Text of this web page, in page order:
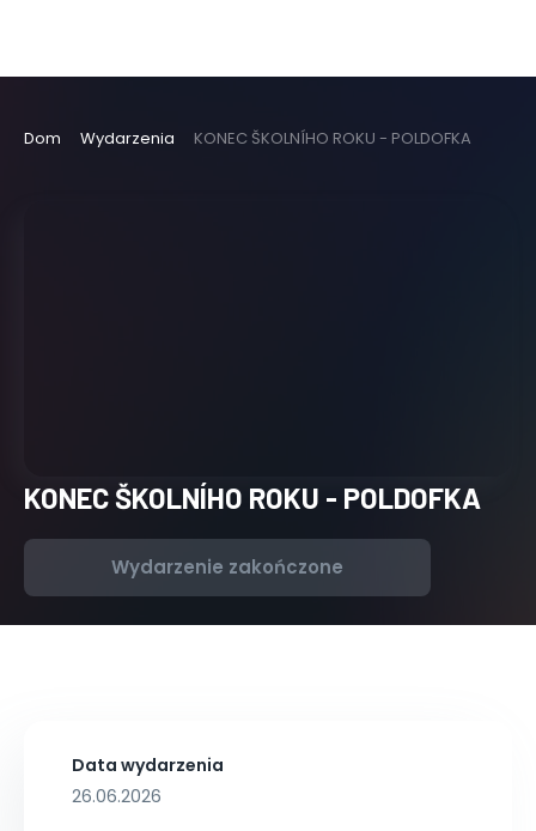
Dom Wydarzenia KONEC ŠKOLNÍHO ROKU - POLDOFKA
KONEC ŠKOLNÍHO ROKU - POLDOFKA
Wydarzenie zakończone
Data wydarzenia
26.06.2026